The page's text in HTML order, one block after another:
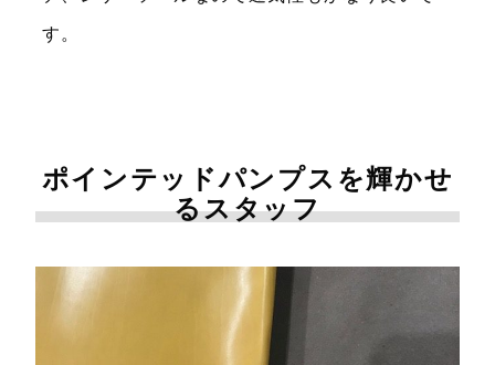
す。
ポインテッドパンプスを輝かせ
るスタッフ